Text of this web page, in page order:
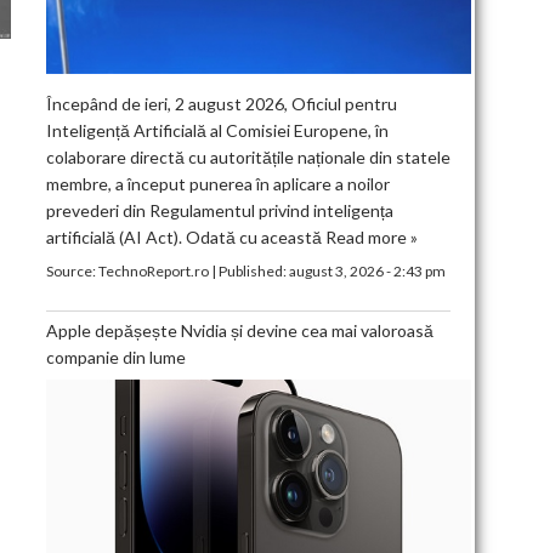
Începând de ieri, 2 august 2026, Oficiul pentru
Inteligență Artificială al Comisiei Europene, în
colaborare directă cu autoritățile naționale din statele
membre, a început punerea în aplicare a noilor
prevederi din Regulamentul privind inteligența
artificială (AI Act). Odată cu această Read more »
Source:TechnoReport.ro| Published:august 3, 2026 - 2:43 pm
Apple depășește Nvidia și devine cea mai valoroasă
companie din lume